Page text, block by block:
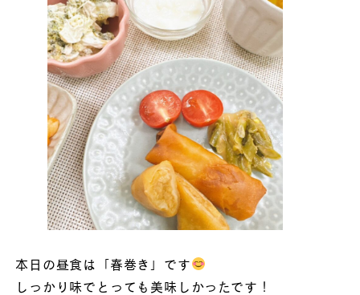
本日の昼食は「春巻き」です
しっかり味でとっても美味しかったです！